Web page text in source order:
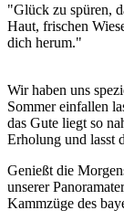
"Glück zu spüren,
Haut, frischen
dich herum."
Wir haben uns
Sommer einfallen
das Gute liegt so
Erholung und lasst
Genießt die
unserer
Kammzüge des